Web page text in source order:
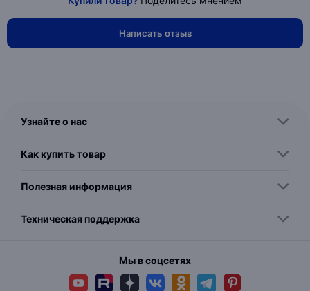
Написать отзыв
Узнайте о нас
Как купить товар
Полезная информация
Техническая поддержка
Мы в соцсетях